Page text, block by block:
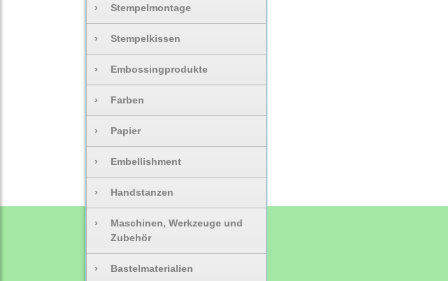
› Stempelmontage
› Stempelkissen
› Embossingprodukte
› Farben
› Papier
› Embellishment
› Handstanzen
›
Maschinen, Werkzeuge und
Zubehör
› Bastelmaterialien